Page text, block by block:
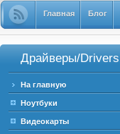
Главная Блог
Драйверы/Drivers
На главную
Ноутбуки
Видеокарты